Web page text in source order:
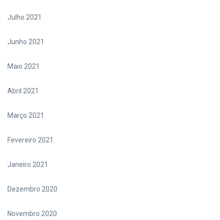
Julho 2021
Junho 2021
Maio 2021
Abril 2021
Março 2021
Fevereiro 2021
Janeiro 2021
Dezembro 2020
Novembro 2020